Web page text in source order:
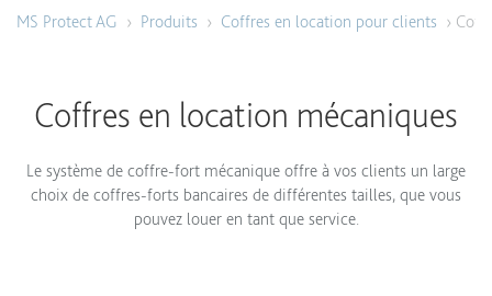
MS Protect AG › Produits › Coffres en location pour clients ›
Coffres en location mécaniques
Le système de coffre-fort mécanique offre à vos clients un large
choix de coffres-forts bancaires de différentes tailles, que vous
pouvez louer en tant que service.